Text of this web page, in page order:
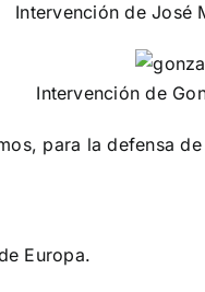
Intervención de José
Intervención de
para la defensa
Europa.